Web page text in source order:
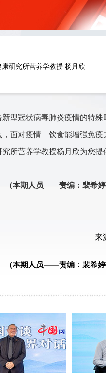
研究所营养学教授 杨月欣
型冠状病毒肺炎疫情的特殊
面对疫情，饮食能增强免
所营养学教授杨月欣为您提
（本期人员——责编：裴希婷
来
（本期人员——责编：裴希婷